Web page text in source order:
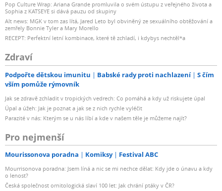
Pop Culture Wrap: Ariana Grande promluvila o svém ústupu z veřejného života a
Sophia z KATSEYE si dává pauzu od skupiny
Alt news: MGK v tom zas lítá, Jared Leto byl obviněný ze sexuálního obtěžování a
zemřely Bonnie Tyler a Mary Morello
RECEPT: Perfektní letní kombinace, které tě zchladí, i kdybys nechtěl*a
Zdraví
Podpořte dětskou imunitu Babské rady proti nachlazení
S čím
vším pomůže rýmovník
Jak se zdravě zchladit v tropických vedrech: Co pomáhá a kdy už riskujete úpal
Úpal a úžeh: Jak je poznat a jak se z nich rychle vyléčit
Parazité v nás: Kterým se u nás líbí a kde v našem těle je můžeme najít?
Pro nejmenší
Mourissonova poradna Komiksy Festival ABC
Mourrisonova poradna: Jsem líná a nic se mi nechce dělat: Kdy jde o únavu a kdy
o lenost?
Česká společnost ornitologická slaví 100 let: Jak chrání ptáky v ČR?